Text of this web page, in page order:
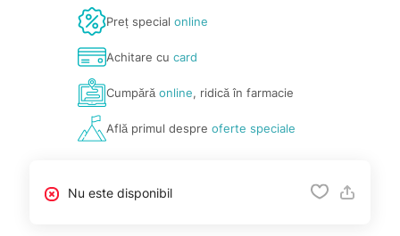
Preț special online
Achitare cu card
Cumpărăonline, ridică în farmacie
Află primul despre oferte speciale
Nu este disponibil